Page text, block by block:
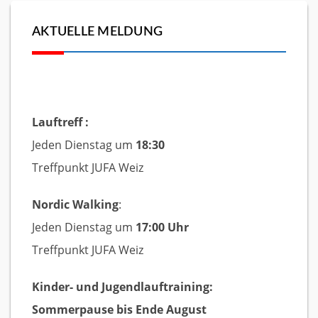
AKTUELLE MELDUNG
Lauftreff :
Jeden Dienstag um 18:30
Treffpunkt JUFA Weiz
Nordic Walking:
Jeden Dienstag um 17:00 Uhr
Treffpunkt JUFA Weiz
Kinder- und Jugendlauftraining:
Sommerpause bis Ende August